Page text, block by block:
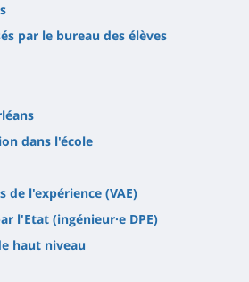
par le bureau des élèves
dans l'école
de l'expérience (VAE)
l'Etat (ingénieur·e DPE)
haut niveau